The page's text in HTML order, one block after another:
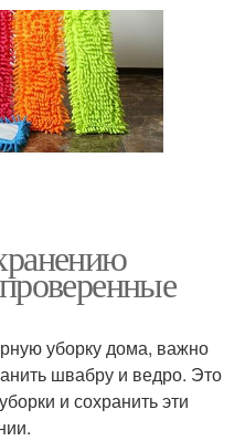
уборку дома, важно
швабру и ведро. Это
и сохранить эти